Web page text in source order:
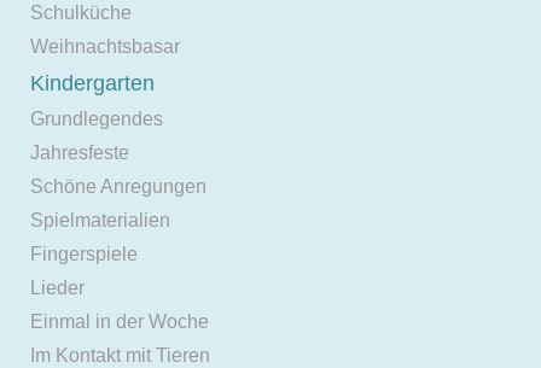
Schulküche
Weihnachtsbasar
Kindergarten
Grundlegendes
Jahresfeste
Schöne Anregungen
Spielmaterialien
Fingerspiele
Lieder
Einmal in der Woche
Im Kontakt mit Tieren